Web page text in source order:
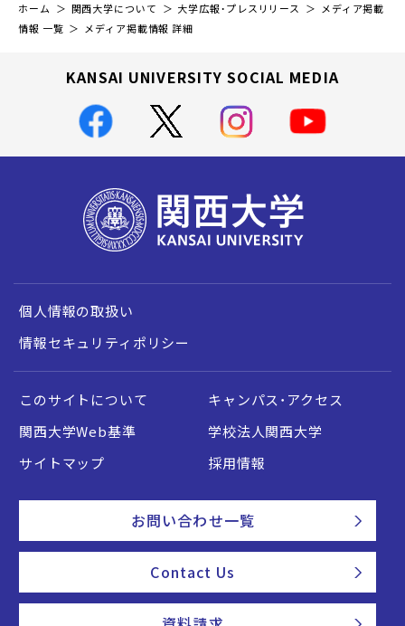
ホーム 関西大学について 大学広報・プレスリリース
メディア掲載
情報 一覧
メディア掲載情報 詳細
KANSAI UNIVERSITY SOCIAL MEDIA
個人情報の取扱い
情報セキュリティポリシー
このサイトについて
キャンパス・アクセス
関西大学Web基準
学校法人関西大学
サイトマップ
採用情報
お問い合わせ一覧
Contact Us